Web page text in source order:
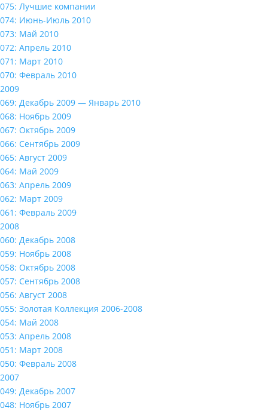
075: Лучшие компании
074: Июнь-Июль 2010
073: Май 2010
072: Апрель 2010
071: Март 2010
070: Февраль 2010
2009
069: Декабрь 2009 — Январь 2010
068: Ноябрь 2009
067: Октябрь 2009
066: Сентябрь 2009
065: Август 2009
064: Май 2009
063: Апрель 2009
062: Март 2009
061: Февраль 2009
2008
060: Декабрь 2008
059: Ноябрь 2008
058: Октябрь 2008
057: Сентябрь 2008
056: Август 2008
055: Золотая Коллекция 2006-2008
054: Май 2008
053: Апрель 2008
051: Март 2008
050: Февраль 2008
2007
049: Декабрь 2007
048: Ноябрь 2007